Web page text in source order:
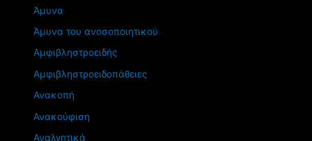
Άμυνα
Άμυνα του ανοσοποιητικού
Αμφιβληστροειδής
Αμφιβληστροειδοπάθειες
Ανακοπή
Ανακούφιση
Αναλγητικά